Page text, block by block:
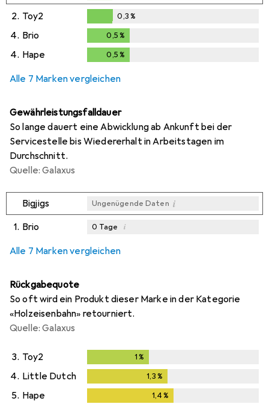
0,3%
2. Toy2
0,3%
0,3%
4. Brio 0,5 %
4. Hape 0,5 %
Alle 7 Marken vergleichen
Gewährleistungsfalldauer
So lange dauert eine Abwicklung ab Ankunft bei der
Servicestelle bis Wiedererhalt in Arbeitstagen im
Durchschnitt.
Quelle: Galaxus
Bigjigs Ungenügende Daten i
1. Brio 0 Tage i
Alle 7 Marken vergleichen
Rückgabequote
So oft wird ein Produkt dieser Marke in der Kategorie
«Holzeisenbahn» retourniert.
Quelle: Galaxus
3. Toy2 1 %
4. Little Dutch 1,3%
5. Hape 1,4%